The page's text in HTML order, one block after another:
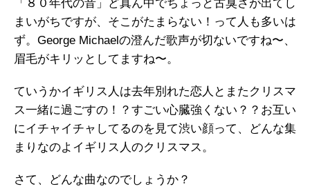
「８０年代の音」ど真ん中でちょっと古臭さが出てし
まいがちですが、そこがたまらない！って人も多いは
ず。George Michaelの澄んだ歌声が切ないですね〜、
眉毛がキリッとしてますね〜。
ていうかイギリス人は去年別れた恋人とまたクリスマ
ス一緒に過ごすの！？すごい心臓強くない？？お互い
にイチャイチャしてるのを見て渋い顔って、どんな集
まりなのよイギリス人のクリスマス。
さて、どんな曲なのでしょうか？